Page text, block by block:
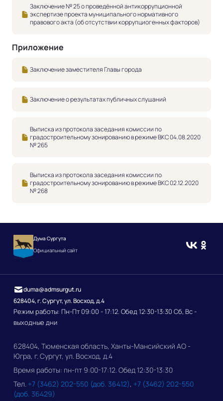
Заключение № 25 о проведённой антикоррупционной
экспертизе проекта муниципального нормативного
правового акта (об отсутствии коррупциогенных факторов)
Приложение
Заключение заместителя Главы города
Заключение о результатах публичных слушаний
Выписка из протокола заседания комиссии по
градостроительному зонированию в режиме ВКС 04.08.2020
№ 265
Выписка из протокола заседания комиссии по
градостроительному зонированию в режиме ВКС 02.12.2020
№ 268
Дума Сургута
Официальный сайт
628404, г. Сургут, ул. Восход, д.4
Режим работы: Пн-Пт 09:00 - 17:12. Обед 12:30-13:30 Сб, Вс -
выходные дни
duma@admsurgut.ru
628404, Тюменская область, Ханты-Мансийский АО -
Югра, г. Сургут, ул. Восход, д.4
Время работы: пн-пт 9:00-17:12. Обед 12:30-13:30
Тел. +7 (3462) 202-550 (доб. 36412), +7 (3462) 202-550
(доб. 36429)